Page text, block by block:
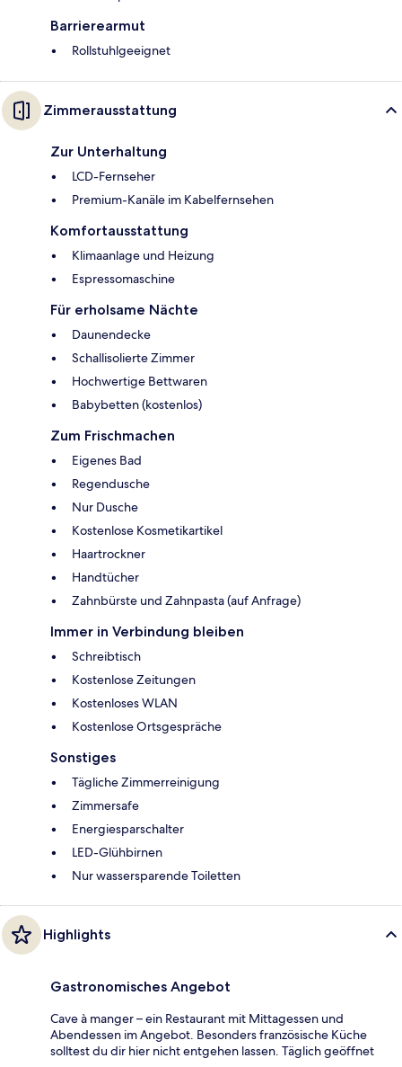
Barrierearmut
Rollstuhlgeeignet
Zimmerausstattung
Zur Unterhaltung
LCD-Fernseher
Premium-Kanäle im Kabelfernsehen
Komfortausstattung
Klimaanlage und Heizung
Espressomaschine
Für erholsame Nächte
Daunendecke
Schallisolierte Zimmer
Hochwertige Bettwaren
Babybetten (kostenlos)
Zum Frischmachen
Eigenes Bad
Regendusche
Nur Dusche
Kostenlose Kosmetikartikel
Haartrockner
Handtücher
Zahnbürste und Zahnpasta (auf Anfrage)
Immer in Verbindung bleiben
Schreibtisch
Kostenlose Zeitungen
Kostenloses WLAN
Kostenlose Ortsgespräche
Sonstiges
Tägliche Zimmerreinigung
Zimmersafe
Energiesparschalter
LED-Glühbirnen
Nur wassersparende Toiletten
Highlights
Gastronomisches Angebot
Cave à manger – ein Restaurant mit Mittagessen und
Abendessen im Angebot. Besonders französische Küche
solltest du dir hier nicht entgehen lassen. Täglich geöffnet